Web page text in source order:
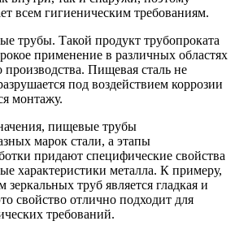
всем гигиеническим требованиям.
трубы. Такой продукт трубопроката
применение в различных областях
Пищевая сталь не
под воздействием коррозии
монтажу.
пищевые трубы
марок стали, а этапы
придают специфические свойства
характеристики металла. К примеру,
труб является гладкая и
свойство отлично подходит для
требований.